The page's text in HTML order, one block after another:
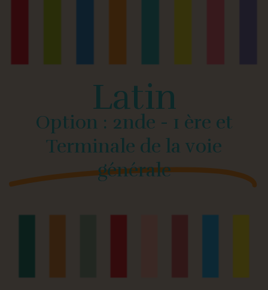
Latin
Option : 2nde - 1 ère et
Terminale de la voie
générale